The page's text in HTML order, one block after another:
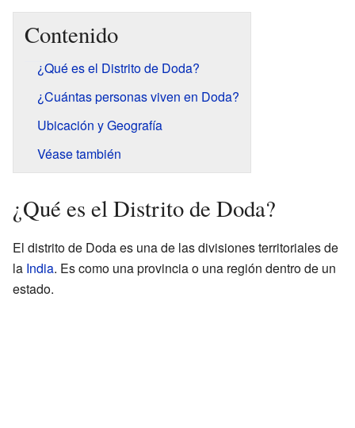
Contenido
¿Qué es el Distrito de Doda?
¿Cuántas personas viven en Doda?
Ubicación y Geografía
Véase también
¿Qué es el Distrito de Doda?
El distrito de Doda es una de las divisiones territoriales de
la India. Es como una provincia o una región dentro de un
estado.